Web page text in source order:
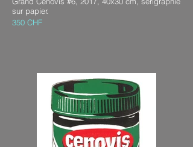
sur papier.
350 CHF